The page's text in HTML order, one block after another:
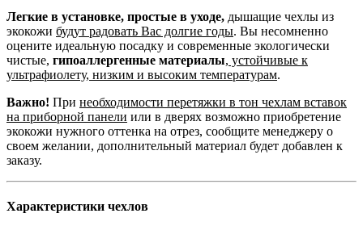
Легкие в установке, простые в уходе, дышащие чехлы из
экокожи будут радовать Вас долгие годы. Вы несомненно
оцените идеальную посадку и современные экологически
чистые, гипоаллергенные материалы, устойчивые к
ультрафиолету, низким и высоким температурам.
Важно! При необходимости перетяжки в тон чехлам вставок
на приборной панели или в дверях возможно приобретение
экокожи нужного оттенка на отрез, сообщите менеджеру о
своем желании, дополнительный материал будет добавлен к
заказу.
Характеристики чехлов